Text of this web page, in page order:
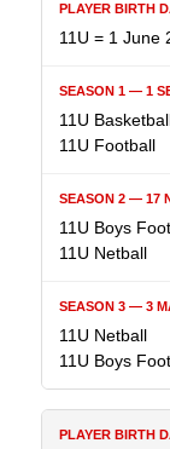
11U = 1 June
11U
11U Football
11U Boys
11U Netball
11U Netball
11U Boys